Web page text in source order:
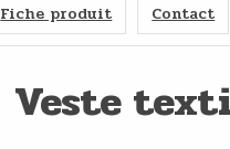
Fiche produit Contact
Veste